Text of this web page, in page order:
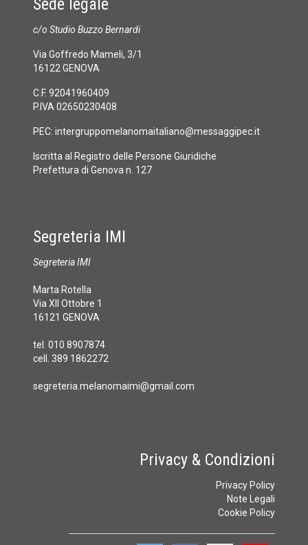
c/o Studio Buzzo Bernardi
Via Goffredo Mameli, 3/1
16122 GENOVA
C.F. 92041960409
P.IVA 02650230408
PEC: intergruppomelanomaitaliano@messaggipec.it
Iscritta al Registro delle Persone Giuridiche
Prefettura di Genova n. 127
Segreteria IMI
Segreteria IMI
Marta Rotella
Via XII Ottobre 1
16121 GENOVA
tel. 010 8907874
cell. 389 1862272
segreteria.melanomaimi@gmail.com
Privacy & Condizioni
Privacy Policy
Note Legali
Cookie Policy